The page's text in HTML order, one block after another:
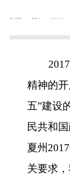
来源：农业农村局 浏览次数： 2018-04-27 11:40
精神的
五”建设
民共和
夏州
关要求